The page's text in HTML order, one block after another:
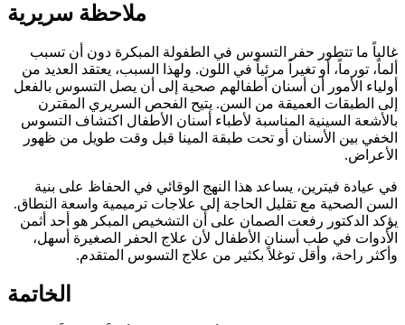
ملاحظة سريرية
غالباً ما تتطور حفر التسوس في الطفولة المبكرة دون أن تسبب
ألماً، تورماً، أو تغيراً مرئياً في اللون. ولهذا السبب، يعتقد العديد من
أولياء الأمور أن أسنان أطفالهم صحية إلى أن يصل التسوس بالفعل
إلى الطبقات العميقة من السن. يتيح الفحص السريري المقترن
بالأشعة السينية المناسبة لأطباء أسنان الأطفال اكتشاف التسوس
الخفي بين الأسنان أو تحت طبقة المينا قبل وقت طويل من ظهور
الأعراض.
في عيادة فيترين، يساعد هذا النهج الوقائي في الحفاظ على بنية
السن الصحية مع تقليل الحاجة إلى علاجات ترميمية واسعة النطاق.
يؤكد الدكتور رفعت الصمان على أن التشخيص المبكر هو أحد أثمن
الأدوات في طب أسنان الأطفال لأن علاج الحفر الصغيرة أسهل،
وأكثر راحة، وأقل توغلاً بكثير من علاج التسوس المتقدم.
الخاتمة